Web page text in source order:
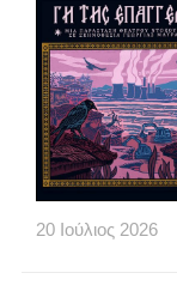
20 Ιούλιος 2026